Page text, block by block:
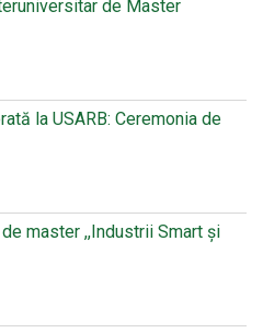
de Master
la USARB: Ceremonia de
master ,,Industrii Smart și